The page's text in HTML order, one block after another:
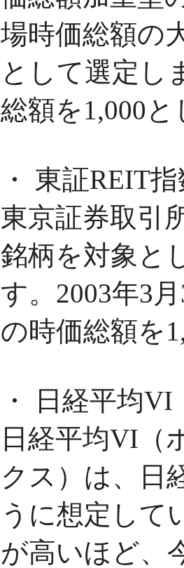
場時価総額の
として選定し
総額を1,000
・ 東証REIT
東京証券取引
銘柄を対象と
す。2003年3
の時価総額を
・ 日経平均VI
日経平均VI（
クス）は、日
うに想定して
が高いほど、